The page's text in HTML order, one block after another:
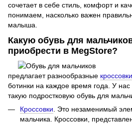
сочетает в себе стиль, комфорт и
понимаем, насколько важен
малыша.
Какую обувь для
приобрести в MegStore?
предлагает разнообразные
ботинки на каждое время года. У
такую подростковую обувь для
Кроссовки . Это незаменимый
мальчика. Кроссовки,